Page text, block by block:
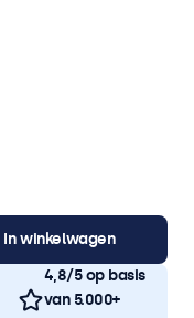
In winkelwagen
4,8/5 op basis
van 5.000+